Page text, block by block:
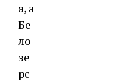
а, а
Бе
ло
зе
рс